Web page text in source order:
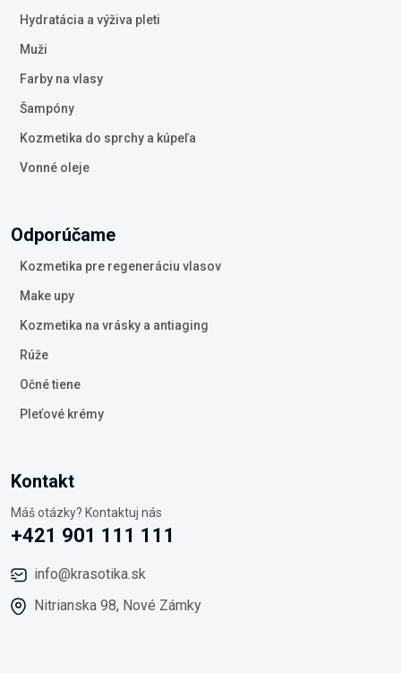
Hydratácia a výživa pleti
Muži
Farby na vlasy
Šampóny
Kozmetika do sprchy a kúpeľa
Vonné oleje
Odporúčame
Kozmetika pre regeneráciu vlasov
Make upy
Kozmetika na vrásky a antiaging
Rúže
Očné tiene
Pleťové krémy
Kontakt
Máš otázky? Kontaktuj nás
+421 901 111 111
info@krasotika.sk
Nitrianska 98, Nové Zámky